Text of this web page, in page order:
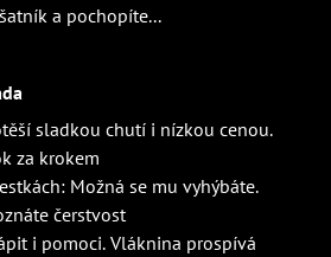
a pochopíte...
sladkou chutí i nízkou cenou.
za krokem
Možná se mu vyhýbáte.
čerstvost
i pomoci. Vláknina prospívá